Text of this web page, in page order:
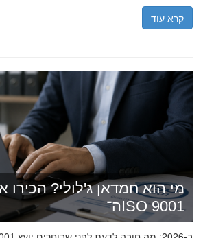
קרא עוד
מי הוא חמדאן ג'לולי?
ה־ISO 9001